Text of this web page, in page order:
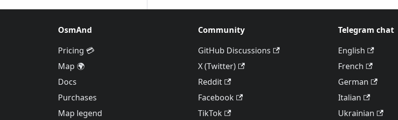
OsmAnd
Pricing 💳
Map 🌍
Docs
Purchases
Map legend
Community
GitHub Discussions
X (Twitter)
Reddit
Facebook
TikTok
Telegram chat
English
French
German
Italian
Ukrainian